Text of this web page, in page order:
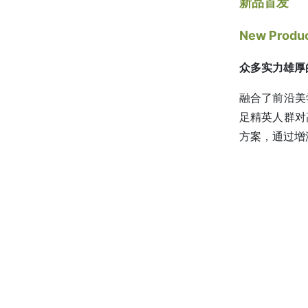
New
众多实力雄
融合了前沿
足精英人群
方案，通过